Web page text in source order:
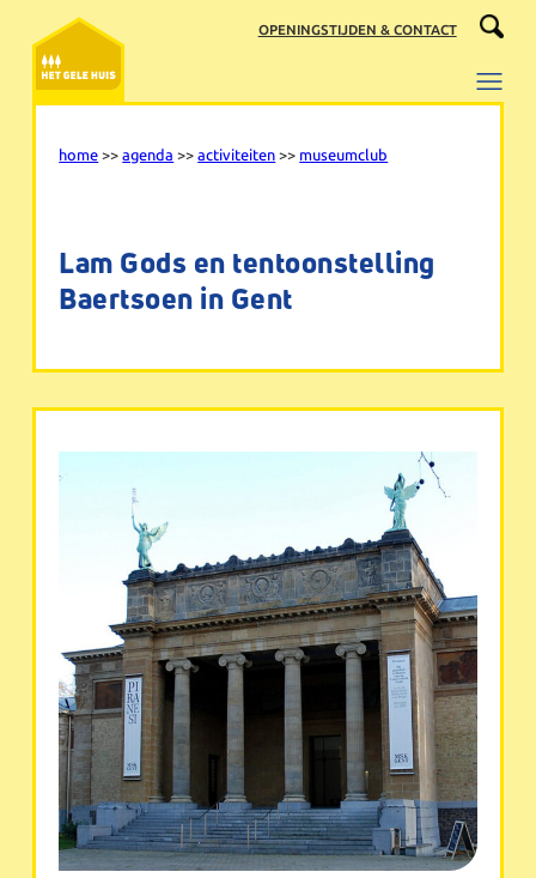
naar
inhoud
OPENINGSTIJDEN & CONTACT
home >>agenda >>activiteiten >> museumclub
Lam Gods en tentoonstelling
Baertsoen in Gent